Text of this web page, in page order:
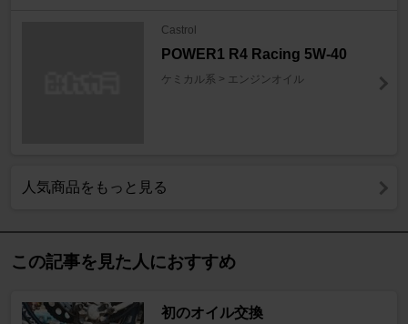
Castrol
POWER1 R4 Racing 5W-40
ケミカル系 > エンジンオイル
人気商品をもっと見る
この記事を見た人におすすめ
初のオイル交換